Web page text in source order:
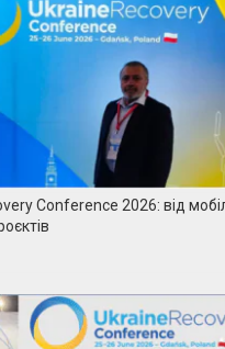
Conference 2026: від